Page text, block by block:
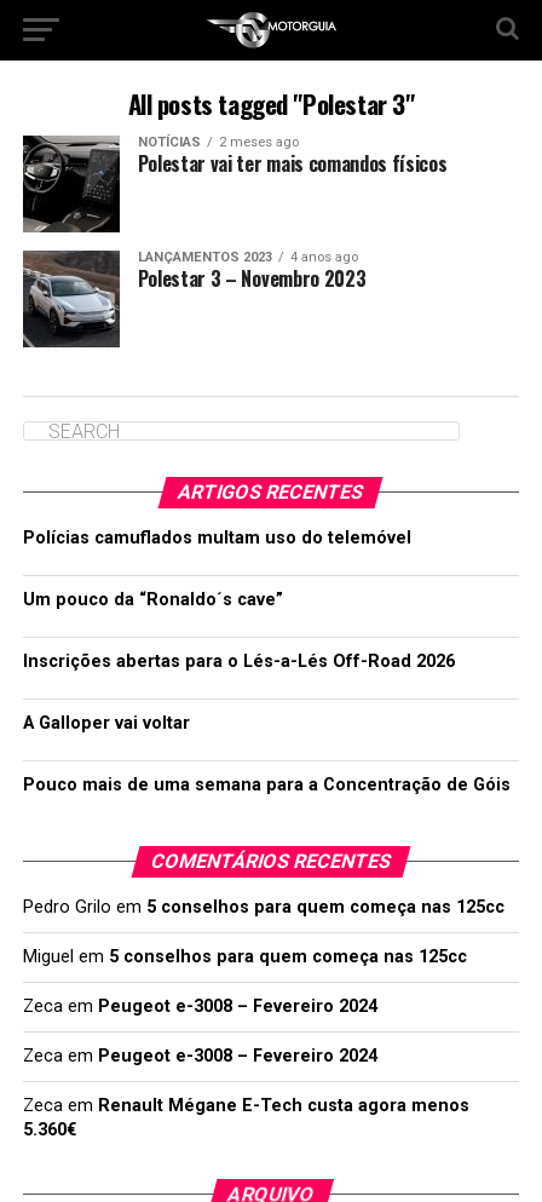
All posts tagged "Polestar 3"
NOTÍCIAS 2 meses ago
Polestar vai ter mais comandos físicos
LANÇAMENTOS 2023 4 anos ago
Polestar 3 – Novembro 2023
ARTIGOS RECENTES
Polícias camuflados multam uso do telemóvel
Um pouco da “Ronaldo´s cave”
Inscrições abertas para o Lés-a-Lés Off-Road 2026
A Galloper vai voltar
Pouco mais de uma semana para a Concentração de Góis
COMENTÁRIOS RECENTES
Pedro Grilo em 5 conselhos para quem começa nas 125cc
Miguel em 5 conselhos para quem começa nas 125cc
Zecaem Peugeot e-3008 – Fevereiro 2024
Zecaem Peugeot e-3008 – Fevereiro 2024
Zecaem Renault Mégane E-Tech custa agora menos
5.360€
ARQUIVO